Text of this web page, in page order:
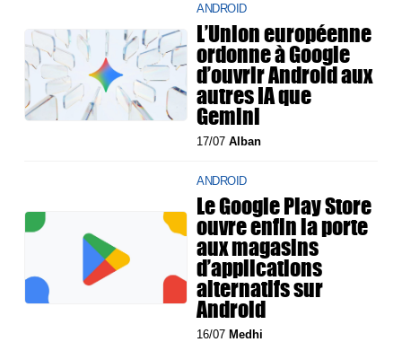
ANDROID
L’Union européenne
ordonne à Google
d’ouvrir Android aux
autres IA que
Gemini
17/07Alban
ANDROID
Le Google Play Store
ouvre enfin la porte
aux magasins
d’applications
alternatifs sur
Android
16/07 Medhi